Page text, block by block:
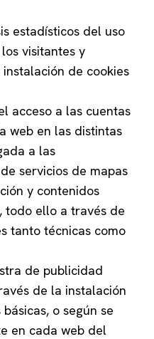
estadísticos del uso
visitantes y
de cookies
acceso a las cuentas
web en las distintas
a las
servicios de mapas
y contenidos
todo ello a través de
tanto técnicas como
de publicidad
de la instalación
o según se
en cada web del